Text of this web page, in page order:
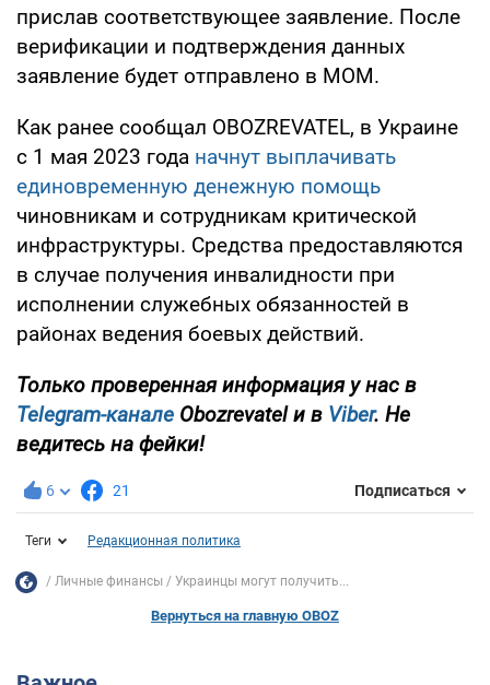
прислав соответствующее заявление. После
верификации и подтверждения данных
заявление будет отправлено в МОМ.
Как ранее сообщал OBOZREVATEL, в Украине
с 1 мая 2023 года начнут выплачивать
единовременную денежную помощь
чиновникам и сотрудникам критической
инфраструктуры. Средства предоставляются
в случае получения инвалидности при
исполнении служебных обязанностей в
районах ведения боевых действий.
Только проверенная информация у нас в
Telegram-канале Obozrevatel и в Viber. Не
ведитесь на фейки!
6 21 Подписаться
Теги Редакционная политика
Личные финансы Украинцы могут получить...
Вернуться на главную OBOZ